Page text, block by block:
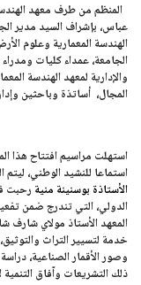
عباس، بإشراف السيد مدير
الهندسة المعمارية وعلوم
الجامعة، عمداء كليات
والإدارية لمعهد الهندسة
المجال، أساتذة وباحثين
استهلت مراسيم افتتاح هذا
استماعا للنشيد الوطني،
الأستاذة بوسنينة منية رحبت
المعهدالأستاذ مولاي شارف
خدمة لتسيير التراث
وصور الأقمار الصناعية،
ذلك التشريعات وآفاق